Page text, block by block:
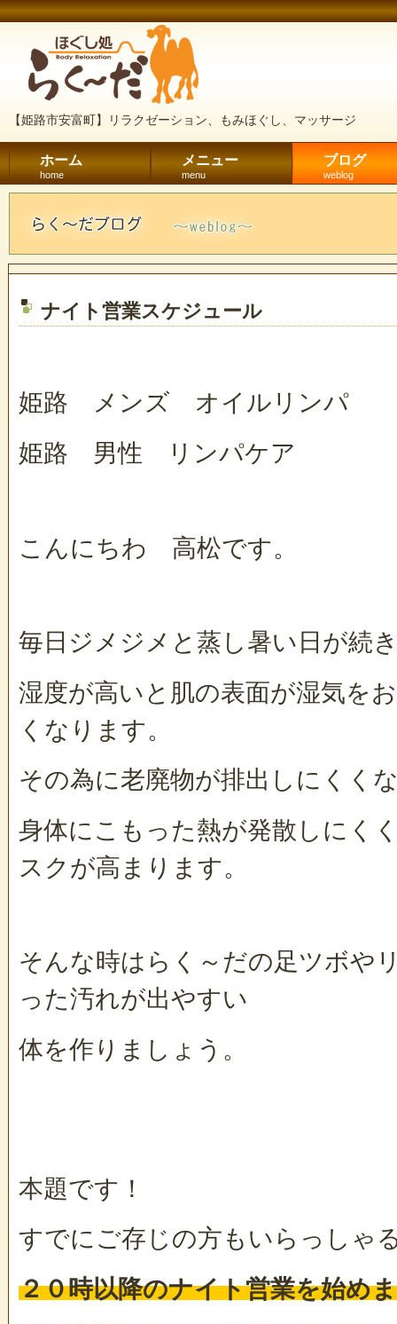
【姫路市安富町】リラクゼーション、もみほぐし、マッサージ
ホーム
home
メニュー
menu
ブログ
weblog
ナイト営業スケジュール
姫路 メンズ オイルリンパ
姫路 男性 リンパケア
こんにちわ 高松です。
毎日ジメジメと蒸し暑い日が続
湿度が高いと肌の表面が湿気を
くなります。
その為に老廃物が排出しにくく
身体にこもった熱が発散しにく
スクが高まります。
そんな時はらく～だの足ツボや
った汚れが出やすい
体を作りましょう。
本題です！
すでにご存じの方もいらっしゃ
２０時以降のナイト営業を始め